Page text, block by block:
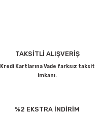
TAKSİTLİ ALIŞVERİŞ
Kredi Kartlarına Vade farksız taksit
imkanı.
%2 EKSTRA İNDİRİM